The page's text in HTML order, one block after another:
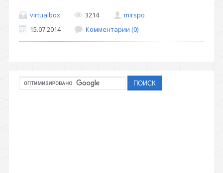
virtualbox 3214
mirspo
15.07.2014
Комментарии (0)